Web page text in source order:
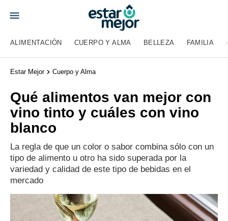
ALIMENTACIÓN CUERPO Y ALMA BELLEZA FAMILIA
Estar Mejor Cuerpo y Alma
Qué alimentos van mejor con
vino tinto y cuáles con vino
blanco
La regla de que un color o sabor combina sólo con un
tipo de alimento u otro ha sido superada por la
variedad y calidad de este tipo de bebidas en el
mercado